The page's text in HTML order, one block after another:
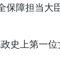
担当大
上第一